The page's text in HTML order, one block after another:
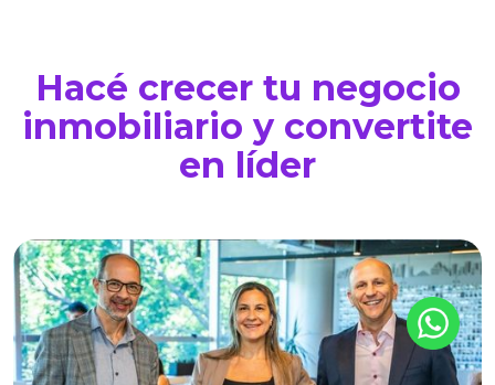
Hacé crecer tu negocio
inmobiliario y convertite
en líder